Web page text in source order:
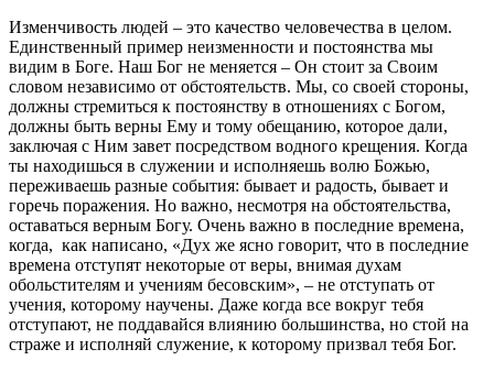
Изменчивость людей – это качество человечества в целом.
Единственный пример неизменности и постоянства мы
видим в Боге. Наш Бог не меняется – Он стоит за Своим
словом независимо от обстоятельств. Мы, со своей стороны,
должны стремиться к постоянству в отношениях с Богом,
должны быть верны Ему и тому обещанию, которое дали,
заключая с Ним завет посредством водного крещения. Когда
ты находишься в служении и исполняешь волю Божью,
переживаешь разные события: бывает и радость, бывает и
горечь поражения. Но важно, несмотря на обстоятельства,
оставаться верным Богу. Очень важно в последние времена,
когда, как написано, «Дух же ясно говорит, что в последние
времена отступят некоторые от веры, внимая духам
обольстителям и учениям бесовским», – не отступать от
учения, которому научены. Даже когда все вокруг тебя
отступают, не поддавайся влиянию большинства, но стой на
страже и исполняй служение, к которому призвал тебя Бог.